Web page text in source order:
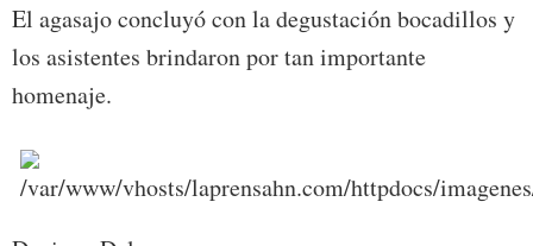
El agasajo concluyó con la degustación bocadillos y
los asistentes brindaron por tan importante
homenaje.